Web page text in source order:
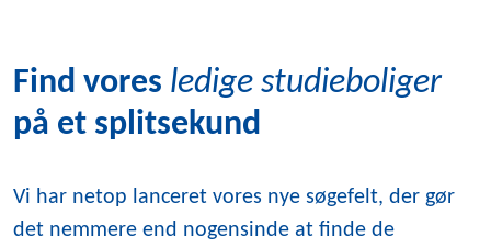
Find vores ledige studieboliger
på et splitsekund
Vi har netop lanceret vores nye søgefelt, der gør
det nemmere end nogensinde at finde de